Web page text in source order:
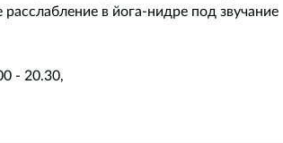
в йога-нидре под звучание
- 20.30,